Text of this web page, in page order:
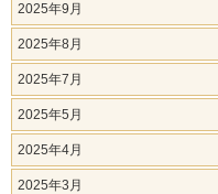
2025年9月
2025年8月
2025年7月
2025年5月
2025年4月
2025年3月